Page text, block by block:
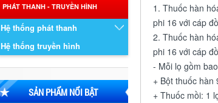
PHÁT THANH - TRUYỀN HÌNH
Hệ thống phát thanh
Hệ thống truyền hình
SẢN PHẨM NỔI BẬT
1. Thuốc hàn
phi 16 với cáp
2. Thuốc hàn
phi 16 với cáp
- Mỗi lọ gồm
+ Bột thuốc hàn
+ Thuốc mồi: 1